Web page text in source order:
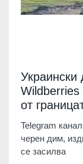
Украински
Wildberries
от
Telegram
черен дим,
се засилва